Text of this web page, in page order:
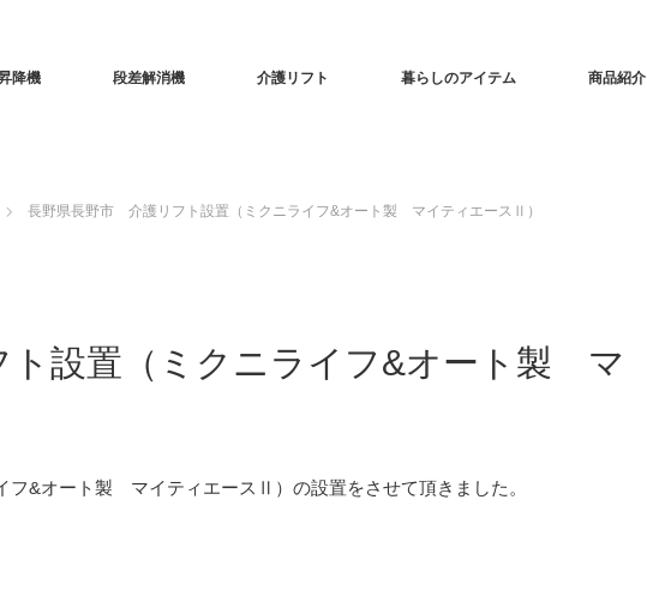
降機 段差解消機 介護リフト 暮らしのアイテム 商品紹介
長野県長野市 介護リフト設置（ミクニライフ&オート製 マイティエースⅡ）
設置（ミクニライフ&オート製 マ
フ&オート製 マイティエースⅡ）の設置をさせて頂きました。